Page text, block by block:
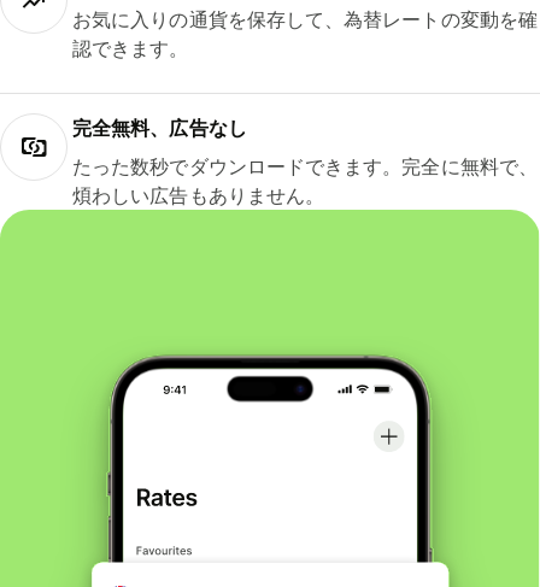
お気に入りの通貨を保存して、為替レートの変動を確
認できます。
完全無料、広告なし
たった数秒でダウンロードできます。完全に無料で、
煩わしい広告もありません。